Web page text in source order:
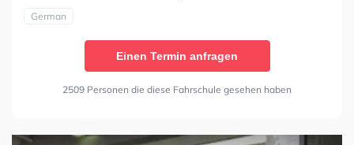
German
Einen Termin anfragen
2509 Personen die diese Fahrschule gesehen haben